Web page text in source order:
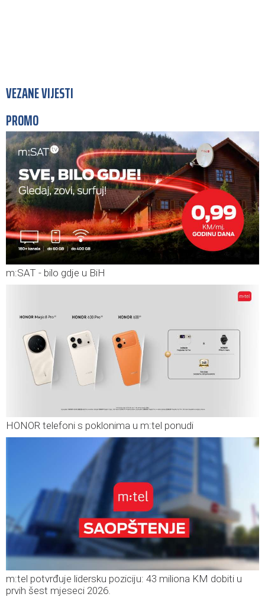
VEZANE VIJESTI
PROMO
m:SAT - bilo gdje u BiH
HONOR telefoni s poklonima u m:tel ponudi
m:tel potvrđuje lidersku poziciju: 43 miliona KM dobiti u
prvih šest mjeseci 2026.